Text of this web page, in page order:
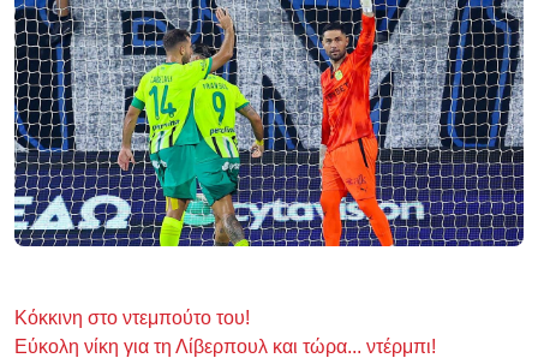
Κόκκινη στο ντεμπούτο του!
Εύκολη νίκη για τη Λίβερπουλ και τώρα... ντέρμπι!